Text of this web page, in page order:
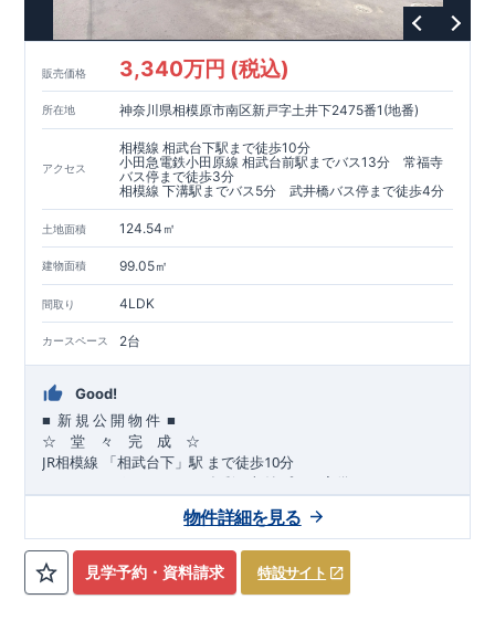
​東栄住宅はパワービルダーで所得数No.1です！
​◆耐震＋制震。東栄セーフティーダンパー
​大きな揺れから家を守るだけではなく揺れそのものを軽減
​建築基準法に定められた、「数百年に一度発生する地震に対し
​という基準から、さらに1.5倍の耐震力を達成しています。
注文住宅のような個性あふれる間取り、
​住宅品質を担保しながらも
「ここまでやってこの価格」
販売価格 3,340万円 (税込)
所在地 神奈川県相模原市南区新戸字土井下2475番1(地番)
アクセス
相模線 相武台下駅まで徒歩10分
小田急電鉄小田原線 相武台前駅までバス13分 常福寺
バス停まで徒歩3分
相模線 下溝駅までバス5分 武井橋バス停まで徒歩4分
土地面積 124.54㎡
建物面積 99.05㎡
間取り 4LDK
カースペース 2台
Good!
■ 新 規 公 開 物 件 ■
☆ 堂 々 完 成 ☆
JR相模線 「相武台下」駅 まで徒歩10分
多彩な収納プラン完備
スーツケースやベビーカーの収納にも便利 ♪
私服通勤でお洋服をたくさんお持ちの方や、
流行ファッション
がお好きな方にもおすすめ
【全居室クローゼット完備】
見学予約・資料請求 特設サイト
物件詳細を見る